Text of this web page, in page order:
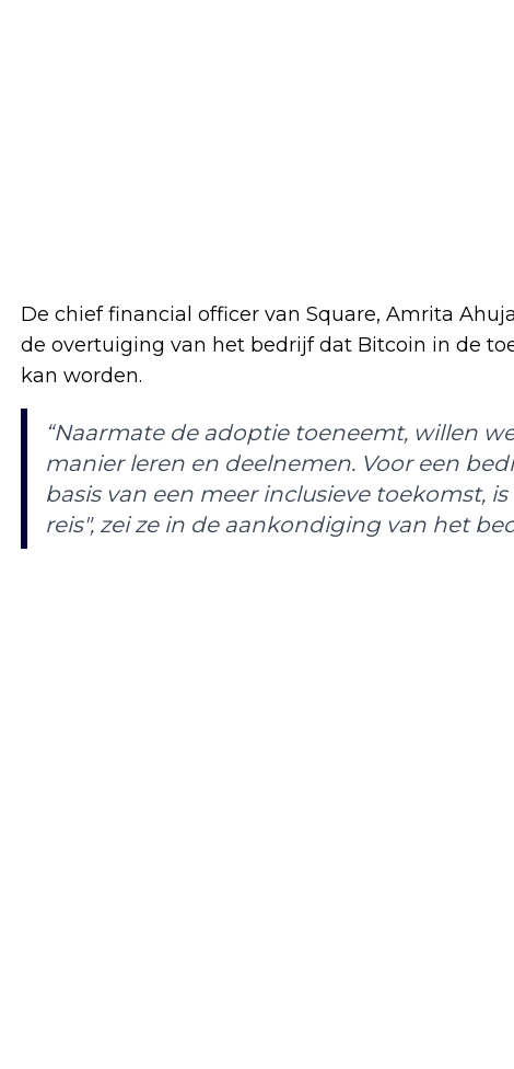
De chief financial officer van Square, Amrita
de overtuiging van het bedrijf dat Bitcoin in de
kan worden.
“Naarmate de adoptie toeneemt, willen
manier leren en deelnemen. Voor een
basis van een meer inclusieve toekomst,
reis", zei ze in de aankondiging van het